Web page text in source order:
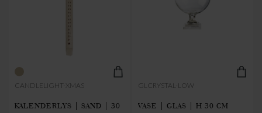
CANDLELIGHT-XMAS
KALENDERLYS | SAND | 30
GLCRYSTAL-LOW
VASE | GLAS | H 30 CM